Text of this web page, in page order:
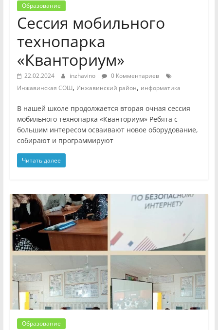
Образование
Сессия мобильного
технопарка
«Кванториум»
22.02.2024 inzhavino
0 Комментариев
Инжавинская СОШ, Инжавинский район, информатика
В нашей школе продолжается вторая очная сессия
мобильного технопарка «Кванториум» Ребята с
большим интересом осваивают новое оборудование,
собирают и программируют
Читать далее
Образование